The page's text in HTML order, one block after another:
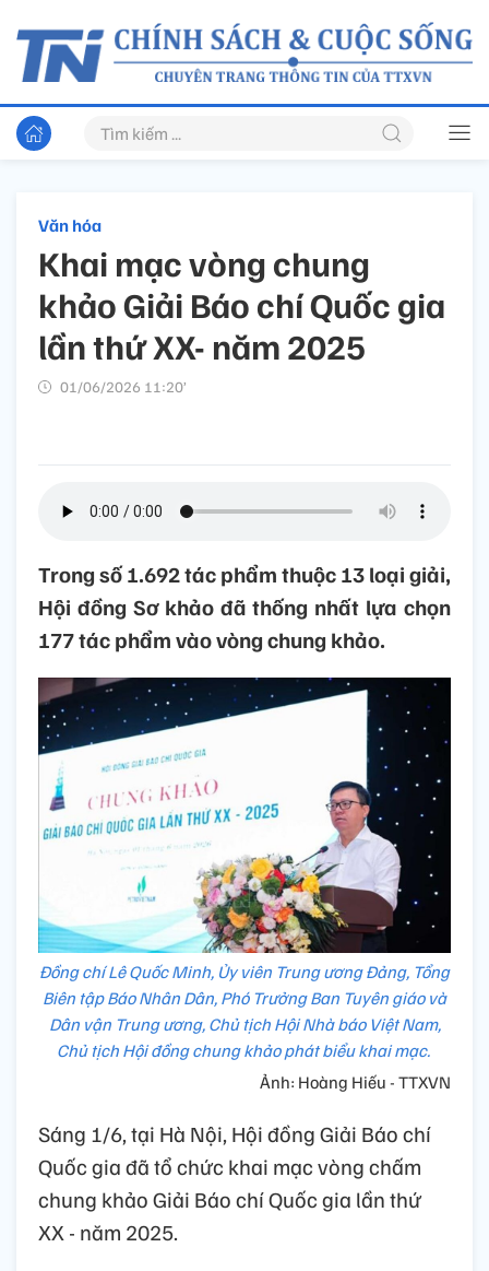
Văn hóa
Khai mạc vòng chung
khảo Giải Báo chí Quốc gia
lần thứ XX- năm 2025
01/06/2026 11:20’
Trong số 1.692 tác phẩm thuộc 13 loại giải,
Hội đồng Sơ khảo đã thống nhất lựa chọn
177 tác phẩm vào vòng chung khảo.
Đồng chí Lê Quốc Minh, Ủy viên Trung ương Đảng, Tổng
Biên tập Báo Nhân Dân, Phó Trưởng Ban Tuyên giáo và
Dân vận Trung ương, Chủ tịch Hội Nhà báo Việt Nam,
Chủ tịch Hội đồng chung khảo phát biểu khai mạc.
Ảnh: Hoàng Hiếu - TTXVN
Sáng 1/6, tại Hà Nội, Hội đồng Giải Báo chí
Quốc gia đã tổ chức khai mạc vòng chấm
chung khảo Giải Báo chí Quốc gia lần thứ
XX - năm 2025.